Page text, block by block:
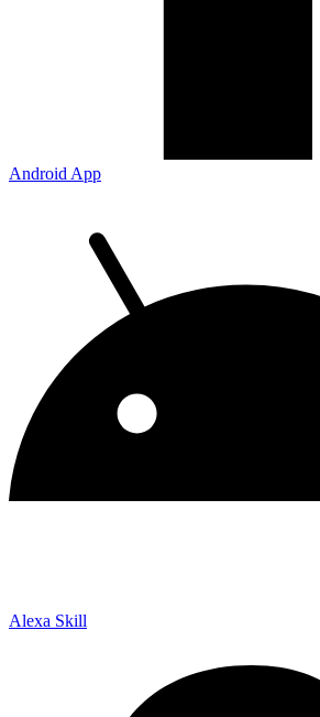
Android App
Alexa Skill